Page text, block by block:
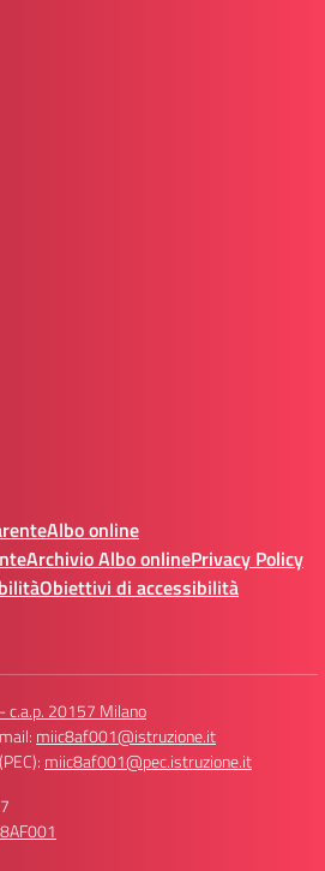
Albo online
Archivio Albo onlinePrivacy Policy
Obiettivi di accessibilità
c.a.p. 20157 Milano
miic8af001@istruzione.it
miic8af001@pec.istruzione.it